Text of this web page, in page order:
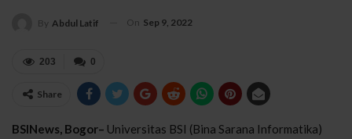
By Abdul Latif On Sep 9, 2022
0
203
Share
BSINews, Bogor– Universitas BSI (Bina Sarana Informatika)